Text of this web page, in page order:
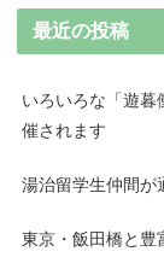
最近の投稿
いろいろな「遊暮
催されます
湯治留学生仲間が
東京・飯田橋と豊